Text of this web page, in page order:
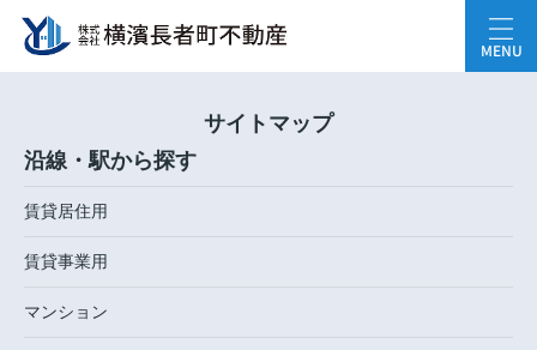
MENU
サイトマップ
沿線・駅から探す
賃貸居住用
賃貸事業用
マンション